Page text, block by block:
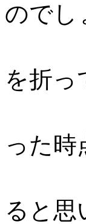
のでし
枯
を折っ
の
った時
ま
ると思